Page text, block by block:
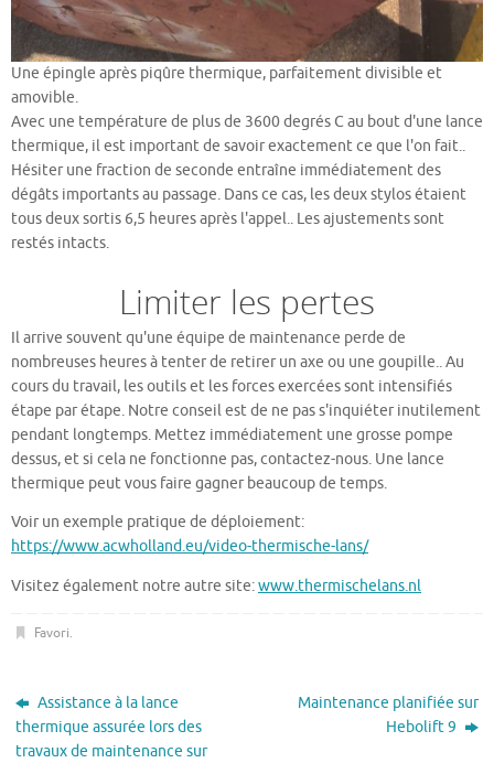
Une épingle après piqûre thermique, parfaitement divisible et
amovible.
Avec une température de plus de 3600 degrés C au bout d'une lance
thermique, il est important de savoir exactement ce que l'on fait..
Hésiter une fraction de seconde entraîne immédiatement des
dégâts importants au passage. Dans ce cas, les deux stylos étaient
tous deux sortis 6,5 heures après l'appel.. Les ajustements sont
restés intacts.
Limiter les pertes
Il arrive souvent qu'une équipe de maintenance perde de
nombreuses heures à tenter de retirer un axe ou une goupille.. Au
cours du travail, les outils et les forces exercées sont intensifiés
étape par étape. Notre conseil est de ne pas s'inquiéter inutilement
pendant longtemps. Mettez immédiatement une grosse pompe
dessus, et si cela ne fonctionne pas, contactez-nous. Une lance
thermique peut vous faire gagner beaucoup de temps.
Voir un exemple pratique de déploiement:
https://www.acwholland.eu/video-thermische-lans/
Visitez également notre autre site:www.thermischelans.nl
Favori.
Assistance à la lance
thermique assurée lors des
travaux de maintenance sur
Maintenance planifiée sur
Hebolift 9